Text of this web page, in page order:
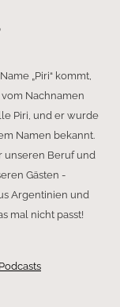
„Piri“ kommt,
Nachnamen
Piri, und er wurde
Namen bekannt.
unseren Beruf und
Gästen -
Argentinien und
mal nicht passt!